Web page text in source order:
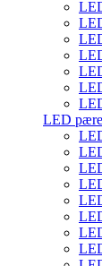
LED